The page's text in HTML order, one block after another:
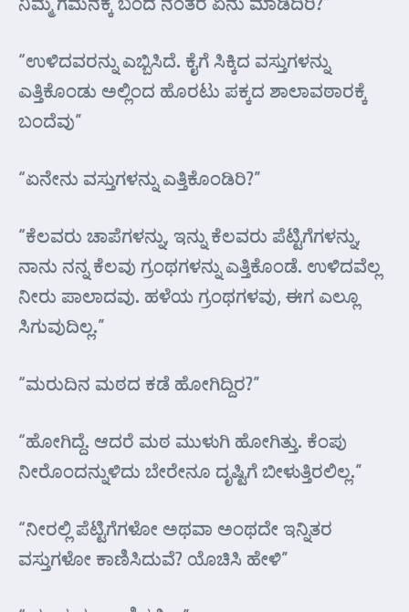
“ಉಳಿದವರನ್ನು ಎಬ್ಬಿಸಿದೆ. ಕೈಗೆ ಸಿಕ್ಕಿದ ವಸ್ತುಗಳನ್ನು
ಎತ್ತಿಕೊಂಡು ಅಲ್ಲಿಂದ ಹೊರಟು ಪಕ್ಕದ ಶಾಲಾವಠಾರಕ್ಕೆ
ಬಂದೆವು”
“ಏನೇನು ವಸ್ತುಗಳನ್ನು ಎತ್ತಿಕೊಂಡಿರಿ?”
“ಕೆಲವರು ಚಾಪೆಗಳನ್ನು, ಇನ್ನು ಕೆಲವರು ಪೆಟ್ಟಿಗೆಗಳನ್ನು,
ನಾನು ನನ್ನ ಕೆಲವು ಗ್ರಂಥಗಳನ್ನು ಎತ್ತಿಕೊಂಡೆ. ಉಳಿದವೆಲ್ಲ
ನೀರು ಪಾಲಾದವು. ಹಳೆಯ ಗ್ರಂಥಗಳವು, ಈಗ ಎಲ್ಲೂ
ಸಿಗುವುದಿಲ್ಲ.”
“ಮರುದಿನ ಮಠದ ಕಡೆ ಹೋಗಿದ್ದಿರ?”
“ಹೋಗಿದ್ದೆ. ಆದರೆ ಮಠ ಮುಳುಗಿ ಹೋಗಿತ್ತು. ಕೆಂಪು
ನೀರೊಂದನ್ನುಳಿದು ಬೇರೇನೂ ದೃಷ್ಟಿಗೆ ಬೀಳುತ್ತಿರಲಿಲ್ಲ.”
“ನೀರಲ್ಲಿ ಪೆಟ್ಟಿಗೆಗಳೋ ಅಥವಾ ಅಂಥದೇ ಇನ್ನಿತರ
ವಸ್ತುಗಳೋ ಕಾಣಿಸಿದುವೆ? ಯೊಚಿಸಿ ಹೇಳಿ”